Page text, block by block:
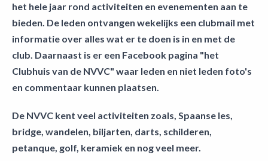
het hele jaar rond activiteiten en evenementen aan te
bieden. De leden ontvangen wekelijks een clubmail met
informatie over alles wat er te doen is in en met de
club. Daarnaast is er een Facebook pagina "het
Clubhuis van de NVVC" waar leden en niet leden foto's
en commentaar kunnen plaatsen.
De NVVC kent veel activiteiten zoals, Spaanse les,
bridge, wandelen, biljarten, darts, schilderen,
petanque, golf, keramiek en nog veel meer.